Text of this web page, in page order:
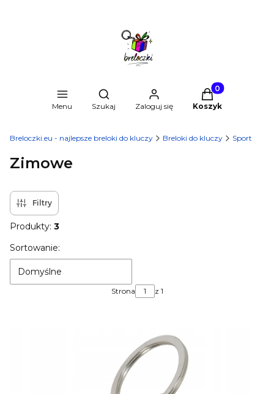
Menu
Otwórz wyszukiwarkę
Szukaj Zaloguj się
Produkty w
Koszyk
Breloczki.eu - najlepsze breloki do kluczy Breloki do kluczy Sport
Zimowe
Filtry
Produkty: 3
Lista produktów
Sortowanie:
Domyślne
Strona z 1